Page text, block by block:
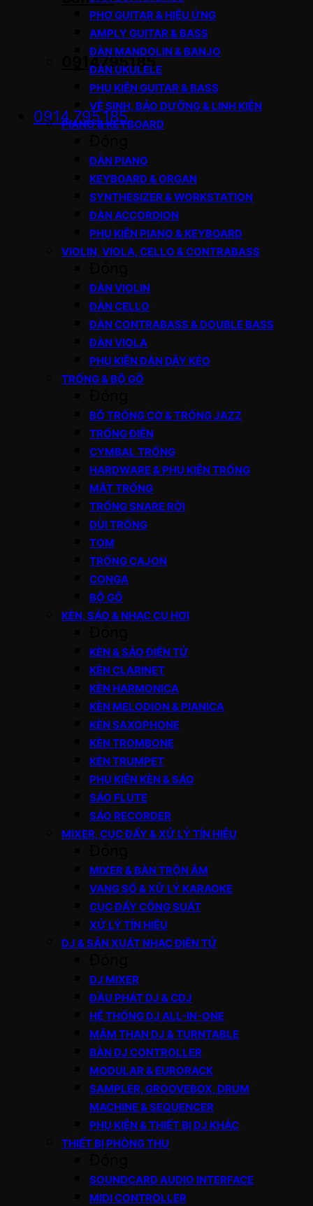
0914795185
0914.795.185
PHƠ GUITAR & HIỆU ỨNG
AMPLY GUITAR & BASS
ĐÀN MANDOLIN & BANJO
ĐÀN UKULELE
PHỤ KIỆN GUITAR & BASS
VỆ SINH, BẢO DƯỠNG & LINH KIỆN
PIANO & KEYBOARD
ĐÀN PIANO
KEYBOARD & ORGAN
SYNTHESIZER & WORKSTATION
ĐÀN ACCORDION
PHỤ KIỆN PIANO & KEYBOARD
VIOLIN, VIOLA, CELLO & CONTRABASS
ĐÀN VIOLIN
ĐÀN CELLO
ĐÀN CONTRABASS & DOUBLE BASS
ĐÀN VIOLA
PHỤ KIỆN ĐÀN DÂY KÉO
TRỐNG & BỘ GÕ
BỘ TRỐNG CƠ & TRỐNG JAZZ
TRỐNG ĐIỆN
CYMBAL TRỐNG
HARDWARE & PHỤ KIỆN TRỐNG
MẶT TRỐNG
TRỐNG SNARE RỜI
DÙI TRỐNG
TOM
TRỐNG CAJON
CONGA
BỘ GÕ
KÈN, SÁO & NHẠC CỤ HƠI
KÈN & SÁO ĐIỆN TỬ
KÈN CLARINET
KÈN HARMONICA
KÈN MELODION & PIANICA
KÈN SAXOPHONE
KÈN TROMBONE
KÈN TRUMPET
PHỤ KIỆN KÈN & SÁO
SÁO FLUTE
SÁO RECORDER
MIXER, CỤC ĐẨY & XỬ LÝ TÍN HIỆU
MIXER & BÀN TRỘN ÂM
VANG SỐ & XỬ LÝ KARAOKE
CỤC ĐẨY CÔNG SUẤT
XỬ LÝ TÍN HIỆU
DJ & SẢN XUẤT NHẠC ĐIỆN TỬ
DJ MIXER
ĐẦU PHÁT DJ & CDJ
HỆ THỐNG DJ ALL-IN-ONE
MÂM THAN DJ & TURNTABLE
BÀN DJ CONTROLLER
MODULAR & EURORACK
SAMPLER, GROOVEBOX, DRUM
MACHINE & SEQUENCER
PHỤ KIỆN & THIẾT BỊ DJ KHÁC
THIẾT BỊ PHÒNG THU
SOUNDCARD AUDIO INTERFACE
MIDI CONTROLLER